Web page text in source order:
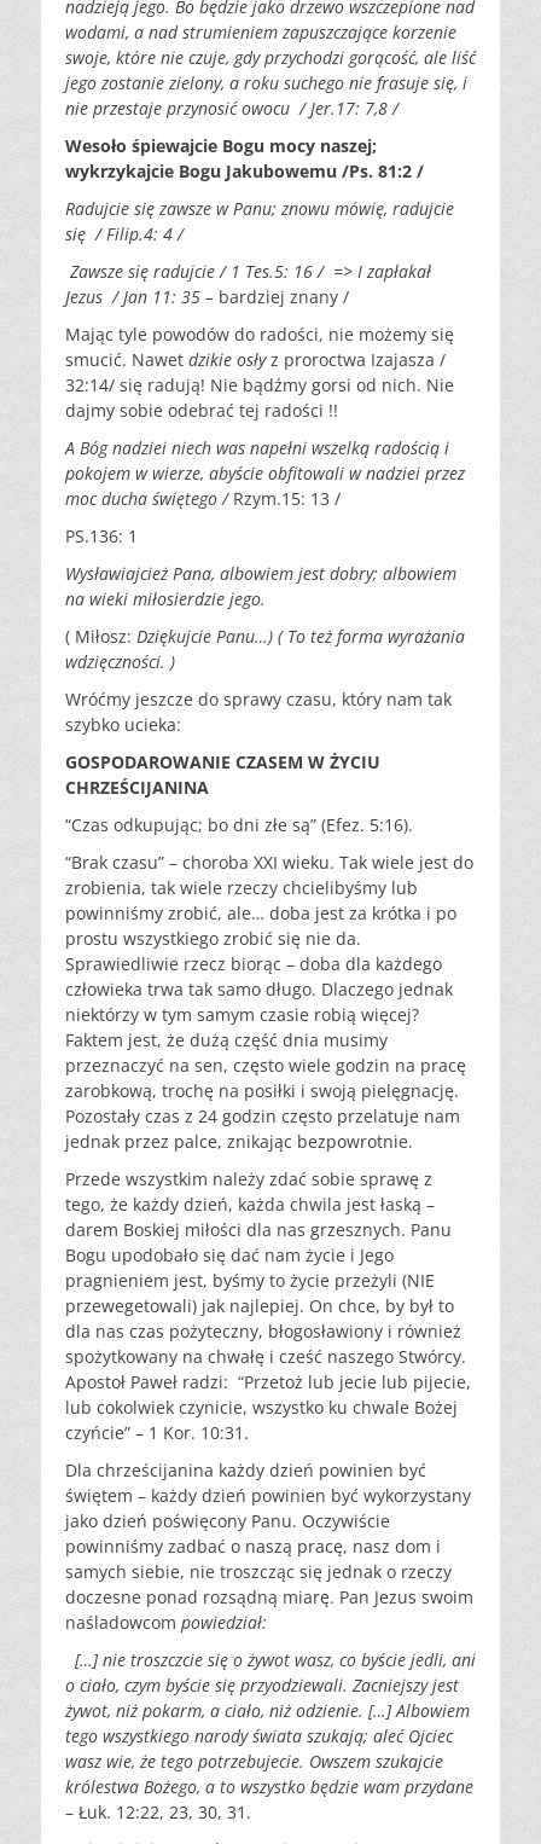
nadzieją jego. Bo będzie jako drzewo wszczepione nad
wodami, a nad strumieniem zapuszczające korzenie
swoje, które nie czuje, gdy przychodzi gorącość, ale liść
jego zostanie zielony, a roku suchego nie frasuje się, i
nie przestaje przynosić owocu / Jer.17: 7,8 /
Wesoło śpiewajcie Bogu mocy naszej;
wykrzykajcie Bogu Jakubowemu /Ps. 81:2 /
Radujcie się zawsze w Panu; znowu mówię, radujcie
się / Filip.4: 4 /
Zawsze się radujcie / 1 Tes.5: 16 / => I zapłakał
Jezus / Jan 11: 35 – bardziej znany /
Mając tyle powodów do radości, nie możemy się
smucić. Nawet dzikie osłyz proroctwa Izajasza /
32:14/ się radują! Nie bądźmy gorsi od nich. Nie
dajmy sobie odebrać tej radości !!
A Bóg nadziei niech was napełni wszelką radością i
pokojem w wierze, abyście obfitowali w nadziei przez
moc ducha świętego / Rzym.15: 13 /
PS.136: 1
Wysławiajcież Pana, albowiem jest dobry; albowiem
na wieki miłosierdzie jego.
( Miłosz: Dziękujcie Panu…) ( To też forma wyrażania
wdzięczności. )
Wróćmy jeszcze do sprawy czasu, który nam tak
szybko ucieka:
GOSPODAROWANIE CZASEM W ŻYCIU
CHRZEŚCIJANINA
“Czas odkupując; bo dni złe są” (Efez. 5:16).
“Brak czasu” – choroba XXI wieku. Tak wiele jest do
zrobienia, tak wiele rzeczy chcielibyśmy lub
powinniśmy zrobić, ale… doba jest za krótka i po
prostu wszystkiego zrobić się nie da.
Sprawiedliwie rzecz biorąc – doba dla każdego
człowieka trwa tak samo długo. Dlaczego jednak
niektórzy w tym samym czasie robią więcej?
Faktem jest, że dużą część dnia musimy
przeznaczyć na sen, często wiele godzin na pracę
zarobkową, trochę na posiłki i swoją pielęgnację.
Pozostały czas z 24 godzin często przelatuje nam
jednak przez palce, znikając bezpowrotnie.
Przede wszystkim należy zdać sobie sprawę z
tego, że każdy dzień, każda chwila jest łaską –
darem Boskiej miłości dla nas grzesznych. Panu
Bogu upodobało się dać nam życie i Jego
pragnieniem jest, byśmy to życie przeżyli (NIE
przewegetowali) jak najlepiej. On chce, by był to
dla nas czas pożyteczny, błogosławiony i również
spożytkowany na chwałę i cześć naszego Stwórcy.
Apostoł Paweł radzi: “Przetoż lub jecie lub pijecie,
lub cokolwiek czynicie, wszystko ku chwale Bożej
czyńcie” – 1 Kor. 10:31.
Dla chrześcijanina każdy dzień powinien być
świętem – każdy dzień powinien być wykorzystany
jako dzień poświęcony Panu. Oczywiście
powinniśmy zadbać o naszą pracę, nasz dom i
samych siebie, nie troszcząc się jednak o rzeczy
doczesne ponad rozsądną miarę. Pan Jezus swoim
naśladowcom powiedział:
[…] nie troszczcie się o żywot wasz, co byście jedli, ani
o ciało, czym byście się przyodziewali. Zacniejszy jest
żywot, niż pokarm, a ciało, niż odzienie. […] Albowiem
tego wszystkiego narody świata szukają; aleć Ojciec
wasz wie, że tego potrzebujecie. Owszem szukajcie
królestwa Bożego, a to wszystko będzie wam przydane
– Łuk. 12:22, 23, 30, 31.